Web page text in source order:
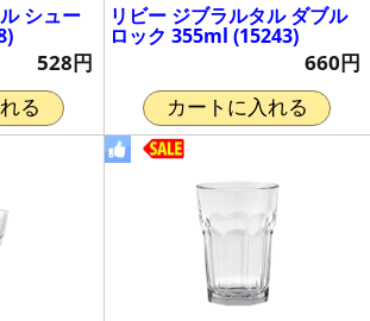
シュー
528円
る
リビー ジブラルタル ダブル
ロック 355ml (15243)
660円
カートに入れる